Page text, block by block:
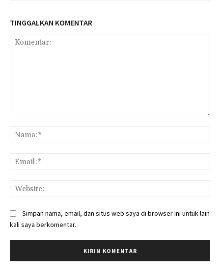
TINGGALKAN KOMENTAR
Simpan nama, email, dan situs web saya di browser ini untuk lain
kali saya berkomentar.